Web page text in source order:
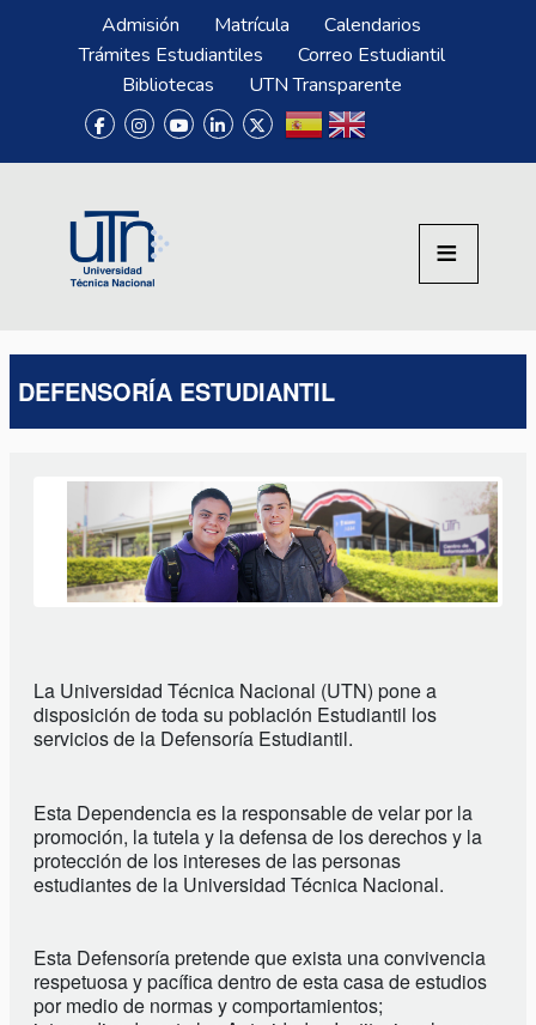
Pasar al contenido principal
Menú SuperiorAdmisión Matrícula
Calendarios
Trámites Estudiantiles
Correo Estudiantil
Bibliotecas
UTN Transparente
DEFENSORÍA ESTUDIANTIL
La Universidad Técnica Nacional (UTN) pone a
disposición de toda su población Estudiantil los
servicios de la Defensoría Estudiantil.
Esta Dependencia es la responsable de velar por la
promoción, la tutela y la defensa de los derechos y la
protección de los intereses de las personas
estudiantes de la Universidad Técnica Nacional.
Esta Defensoría pretende que exista una convivencia
respetuosa y pacífica dentro de esta casa de estudios
por medio de normas y comportamientos;